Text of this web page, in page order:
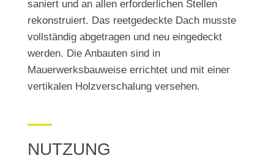
saniert und an allen erforderlichen Stellen
rekonstruiert. Das reetgedeckte Dach musste
vollständig abgetragen und neu eingedeckt
werden. Die Anbauten sind in
Mauerwerksbauweise errichtet und mit einer
vertikalen Holzverschalung versehen.
NUTZUNG